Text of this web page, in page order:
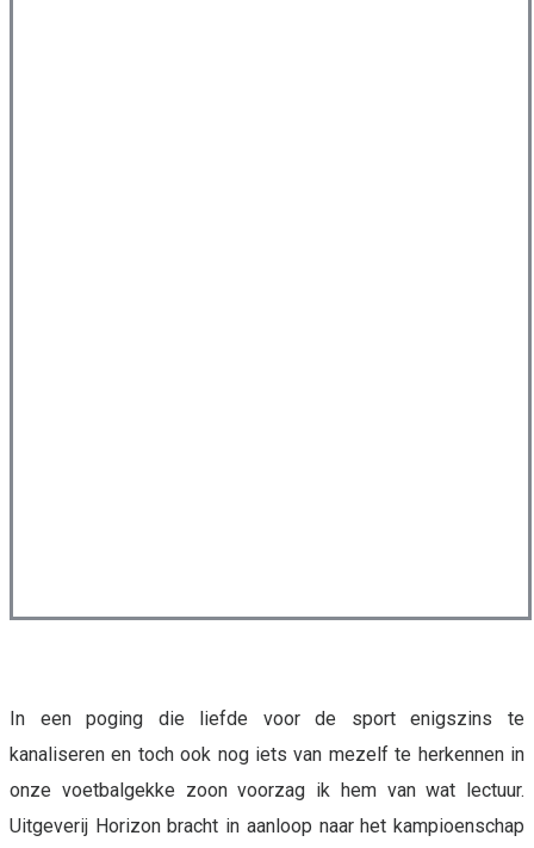
In een poging die liefde voor de sport enigszins te
kanaliseren en toch ook nog iets van mezelf te herkennen in
onze voetbalgekke zoon voorzag ik hem van wat lectuur.
Uitgeverij Horizon bracht in aanloop naar het kampioenschap